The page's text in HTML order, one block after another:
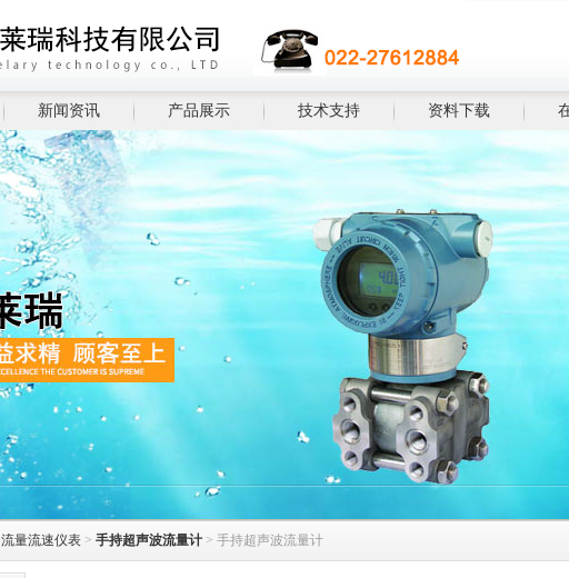
新闻资讯 产品展示 技术支持 资料下载
流量流速仪表 > 手持超声波流量计 > 手持超声波流量计